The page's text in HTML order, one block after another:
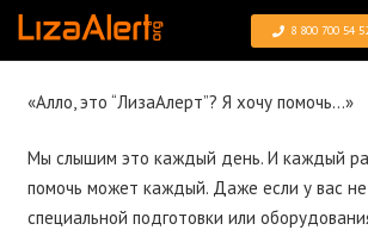
8 800 700 54
«Алло, это “ЛизаАлерт”? Я хочу помочь…»
Мы слышим это каждый день. И каждый
помочь может каждый. Даже если у вас
специальной подготовки или